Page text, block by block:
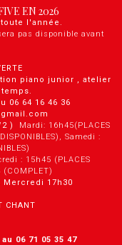
EN 2026
l'année.
pas disponible avant
piano junior , atelier
06 64 16 46 36
2 ) Mardi: 16h45(PLACES
Samedi :
: 15h45 (PLACES
(COMPLET)
17h30
CHANT
au 0 6 71 05 35 47